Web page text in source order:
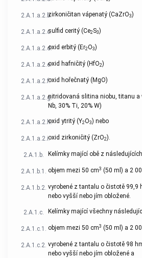
2.A.1.a.2.b.zirkoničitan vápenatý (CaZrO3)
2.A.1.a.2.c.sulfid ceritý (Ce2S3)
2.A.1.a.2.d.oxid erbitý (Er2O3)
2.A.1.a.2.e.oxid hafničitý (HfO2)
2.A.1.a.2.f.oxid hořečnatý (MgO)
2.A.1.a.2.g.nitridovaná slitina niobu, titanu a
Nb, 30% Ti, 20% W)
2.A.1.a.2.h.oxid ytritý (Y2O3) nebo
2.A.1.a.2.i.oxid zirkoničitý (ZrO2).
2.A.1.b. Kelímky mající obě z
2.A.1.b.1. objem mezi 50 cm3 (50 ml) a 2
2.A.1.b.2. vyrobené z tantalu o čistotě 99,9
nebo vyšší nebo jím obložené.
2.A.1.c. Kelímky mající všechny
2.A.1.c.1. objem mezi 50 cm3 (50 ml) a 2
2.A.1.c.2. vyrobené z tantalu o čistotě 98
nebo vyšší nebo jím obložené a